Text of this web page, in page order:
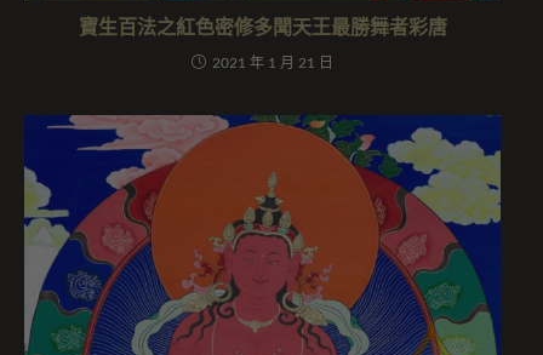
寶生百法之紅色密修多聞天王最勝舞者彩唐
2021 年 1 月 21 日